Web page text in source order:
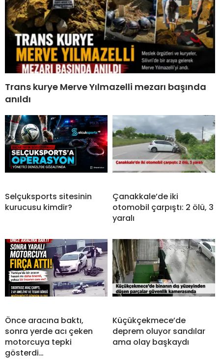
Trans kurye Merve Yılmazelli mezarı başında
anıldı
Selçuksports sitesinin
kurucusu kimdir?
Çanakkale’de iki
otomobil çarpıştı: 2 ölü, 3
yaralı
Önce aracına baktı,
sonra yerde acı çeken
motorcuya tepki
gösterdi…
Küçükçekmece’de
deprem oluyor sandılar
ama olay başkaydı